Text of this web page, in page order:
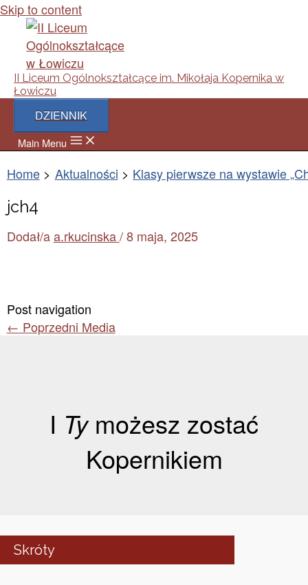
Skip to content
II Liceum Ogólnokształcące im. Mikołaja Kopernika w
Łowiczu
DZIENNIK
Main Menu
Home Aktualności Klasy pierwsze na wystawie
jch4
Dodał/a a.rkucinska/8 maja, 2025
Post navigation
← Poprzedni Media
I Tymożesz zostać
Kopernikiem
Skróty